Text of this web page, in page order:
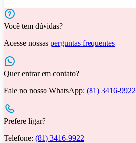
Você tem dúvidas?
Acesse nossas perguntas frequentes
Quer entrar em contato?
Fale no nosso WhatsApp: (81) 3416-9922
Prefere ligar?
Telefone: (81) 3416-9922